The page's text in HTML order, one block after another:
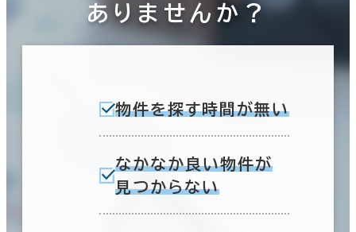
ありませんか？
物件を探す時間が無い
なかなか良い物件が
見つからない